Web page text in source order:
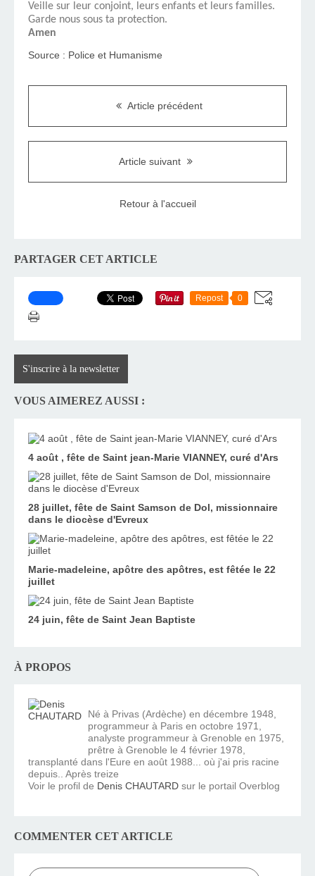
Veille sur leur conjoint, leurs enfants et leurs familles.
Garde nous sous ta protection.
Amen
Source : Police et Humanisme
Article précédent
Article suivant
Retour à l'accueil
PARTAGER CET ARTICLE
Repost 0
S'inscrire à la newsletter
VOUS AIMEREZ AUSSI :
4 août , fête de Saint jean-Marie VIANNEY, curé d'Ars
28 juillet, fête de Saint Samson de Dol, missionnaire
dans le diocèse d'Evreux
Marie-madeleine, apôtre des apôtres, est fêtée le 22
juillet
24 juin, fête de Saint Jean Baptiste
À PROPOS
Né à Privas (Ardèche) en décembre 1948,
programmeur à Paris en octobre 1971,
analyste programmeur à Grenoble en 1975,
prêtre à Grenoble le 4 février 1978,
transplanté dans l'Eure en août 1988... où j'ai pris racine
depuis.. Après treize
Voir le profil de Denis CHAUTARD sur le portail Overblog
COMMENTER CET ARTICLE